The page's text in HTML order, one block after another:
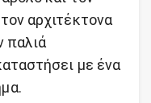
αρχιτέκτονα
παλιά
με ένα